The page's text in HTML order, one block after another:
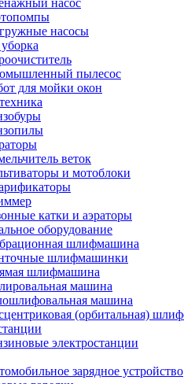
насос
насосы
пылесос
для мойки окон
веток
и мотоблоки
катки и аэраторы
оборудование
шлифмашина
шлифмашинки
шлифмашина
машина
машина
(орбитальная)
электростанции
зарядное устройство